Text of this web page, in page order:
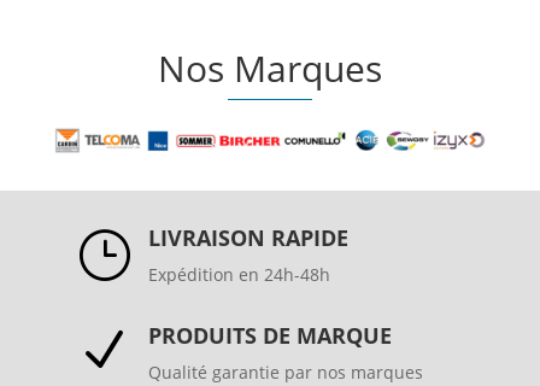
Nos Marques
} LIVRAISON RAPIDE
Expédition en 24h-48h
N PRODUITS DE MARQUE
Qualité garantie par nos marques